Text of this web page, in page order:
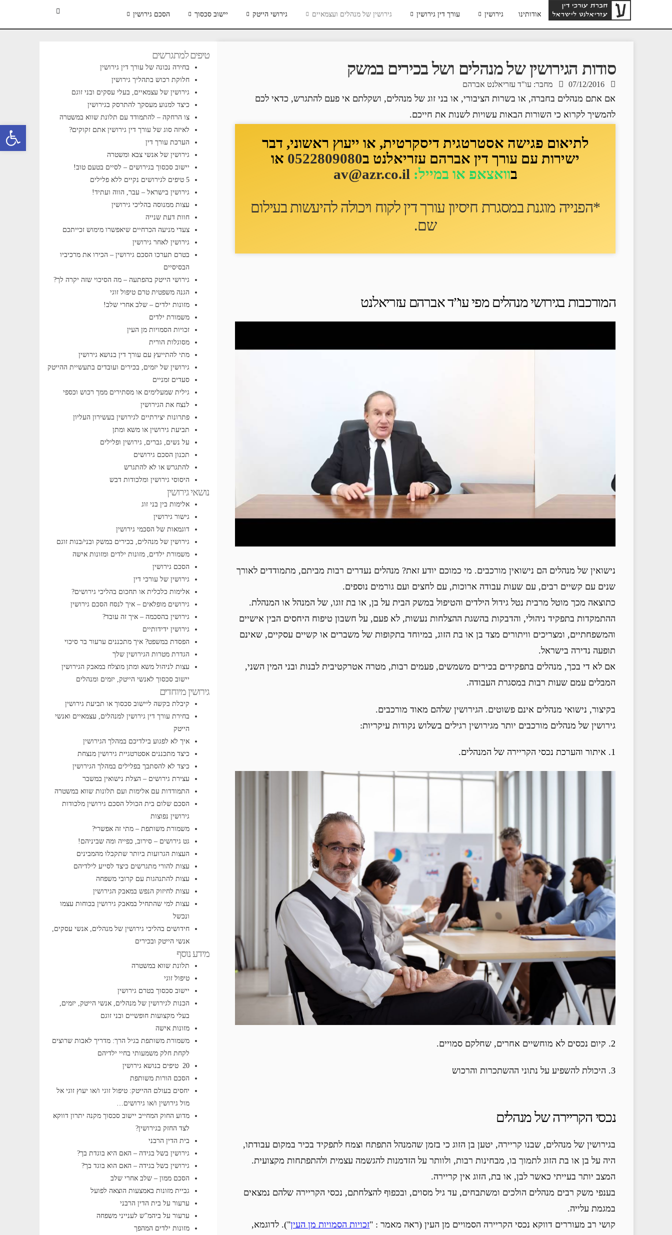
אודותינו גירושין עורך דין גירושין גירושין של מנהלים ועצמאיים גירושי הייטק יישוב סכסוך הסכם גירושין
סודות הגירושין של מנהלים ושל בכירים במשק
07/12/2016 מחבר: עו"ד עזריאלנט אברהם
אם אתם מנהלים בחברה, או בשרות הציבורי, או בני זוג של מנהלים, ושקלתם אי פעם להתגרש, כדאי לכם
להמשיך לקרוא כי השורות הבאות עשויות לשנות את חייכם.
לתיאום פגישה אסטרטגית דיסקרטית, או ייעוץ ראשוני, דבר
ישירות עם עורך דין אברהם עזריאלנט ב0522809080 או
בוואצאפ או במייל: av@azr.co.il
*הפנייה מוגנת במסגרת חיסיון עורך דין לקוח ויכולה להיעשות בעילום
שם.
המורכבות בגירושי מנהלים מפי עו”ד אברהם עזריאלנט
נישואין של מנהלים הם נישואין מורכבים. מי כמוכם יודע זאת? מנהלים נעדרים רבות מביתם, מתמודדים לאורך
שנים עם קשיים רבים, עם שעות עבודה ארוכות, עם לחצים ועם גורמים נוספים.
כתוצאה מכך מוטל מרבית נטל גידול הילדים והטיפול במשק הבית על בן, או בת זוגו, של המנהל או המנהלת.
ההתמקדות בתפקיד ניהולי, והדבקות בהשגת ההצלחות נעשות, לא פעם, על חשבון טיפוח היחסים הבין אישיים
והמשפחתיים, ומצריכים וויתורים מצד בן או בת הזוג, במיוחד בתקופות של משברים או קשיים עסקיים, שאינם
תופעה נדירה בישראל.
אם לא די בכך, מנהלים בתפקידים בכירים משמשים, פעמים רבות, מטרה אטרקטיבית לבנות ובני המין השני,
המבלים עמם שעות רבות במסגרת העבודה.
בקיצור, נישואי מנהלים אינם פשוטים. הגירושין שלהם מאוד מורכבים.
גירושין של מנהלים מורכבים יותר מגירושין רגילים בשלוש נקודות עיקריות:
1. איתור והערכת נכסי הקריירה של המנהלים.
2. קיום נכסים לא מוחשיים אחרים, שחלקם סמויים.
3. היכולת להשפיע על נתוני ההשתכרות והרכוש
נכסי הקריירה של מנהלים
בגירושין של מנהלים, שבנו קריירה, יטען בן הזוג כי בזמן שהמנהל התפתח וצמח לתפקיד בכיר במקום עבודתו,
היה על בן או בת הזוג לתמוך בו, מבחינות רבות, ולוותר על הזדמנות להגשמה עצמית ולהתפתחות מקצועית.
המצב יותר בעייתי כאשר לבן, או בת, הזוג אין קריירה.
בענפי משק רבים מנהלים הולכים ומשתבחים, עד גיל מסוים, ובכפוף להצלחתם, נכסי הקריירה שלהם נמצאים
במגמת עלייה.
קושי רב מעוררים דווקא נכסי הקריירה הסמויים מן העין (ראה מאמר : "זכויות הסמויות מן העין"). לדוגמא,
טיפים למתגרשים
בחירה נכונה של עורך דין גירושין
חלוקת רכוש בתהליך גירושין
גירושין של עצמאיים, בעלי עסקים ובני זוגם
כיצד למנוע מעסקך להתרסק בגירושין
צו הרחקה – להתמודד עם תלונת שווא במשטרה
לאיזה סוג של עורך דין גירושין אתם זקוקים?
הערכת עורך דין
גירושין של אנשי צבא ומשטרה
יישוב סכסוך בגירושים – לסיים בטעם טוב!
5 טיפים לגירושים נקיים ללא פלילים
גירושין בישראל – עבר, הווה ועתיד!
עצות ממנוסה בהליכי גירושין
חוות דעת שנייה
צעדי מניעה הכרחיים שיאפשרו מימוש זכייתכם
גירושין לאחר גירושין
בטרם תערכו הסכם גירושין – הכירו את מרכיביו
הבסיסיים
גירושי הייטק בהפתעה – מה הסיכוי שזה יקרה לך?
הגנה משפטית טרם טיפול זוגי
מזונות ילדים – שלב אחרי שלב!
משמורת ילדים
זכויות הסמויות מן העין
מסוגלות הורית
מתי להתייעץ עם עורך דין בנושא גירושין
גירושין של יזמים, בכירים ועובדים בתעשיית ההייטק
סעדים זמניים
גילית שמעלימים או מסתירים ממך רכוש וכספי
לנצח את הגירושין
פתרונות יצירתיים לגירושין בעשירון העליון
תביעת גירושין או משא ומתן
על נשים, גברים, גירושין ופלילים
תכנון הסכם גירושים
להתגרש או לא להתגרש
היסוסי גירושין ומלכודות דבש
נושאי גירושין
אלימות בין בני זוג
גישור גירושין
דוגמאות של הסכמי גירושין
גירושין של מנהלים, בכירים במשק ובני/בנות זוגם
משמורת ילדים, מזונות ילדים ומזונות אישה
הסכם גירושין
גירושין של עורכי דין
אלימות כלכלית או תחכום בהליכי גירושים?
גירושים מופלאים – איך לנסח הסכם גירושין
גירושין בהסכמה – איך זה עובד?
גירושין ידידותיים
הפסדת במשפט? איך מתכננים ערעור בר סיכוי
הגדרת מטרות הגירושין שלך
עצות לניהול משא ומתן מוצלח במאבק הגירושין
יישוב סכסוך לאנשי הייטק, יזמים ומנהלים
גירושין מיוחדים
קיבלת בקשה ליישוב סכסוך או תביעת גירושין
בחירת עורך דין גירושין למנהלים, עצמאיים ואנשי
הייטק
איך לא לפגוע בילדיכם במהלך הגירושין
כיצד מתכננים אסטרטגיית גירושין מנצחת
כיצד לא להסתבך בפלילים במהלך הגירושין
עצירת גירושים – הצלת נישואין במשבר
התמודדות עם אלימות ועם תלונות שווא במשטרה
הסכם שלום בית הכולל הסכם גירושין מלכודות
גירושין נפוצות
משמורת משותפת – מתי זה אפשרי?
גט גירושים – סירוב, כפייה ומה שביניהם!
העצות הגרועות ביותר שתקבלו מהמבינים
עצות להורי מתגרשים כיצד לסייע לילדיהם
עצות להתנהגות עם קרובי משפחה
עצות לחיזוק הנפש במאבק הגירושין
עצות למי שהתחיל במאבק גירושין בכוחות עצמו
ונכשל
חידושים בהליכי גירושין של מנהלים, אנשי עסקים,
אנשי הייטק ובכירים
מידע נוסף
תלונת שווא במשטרה
טיפול זוגי
יישוב סכסוך בטרם גירושין
הכנות לגירושין של מנהלים, אנשי הייטק, יזמים,
בעלי מקצועות חופשיים ובני זוגם
מזונות אישה
משמורת משותפת בגיל הרך: מדריך לאבות שרוצים
לקחת חלק משמעותי בחיי ילדיהם
20 טיפים בנושא גירושין
הסכם הורות משותפת
יחסים בעולם ההייטק: טיפול זוגי ו/או יעוץ זוגי אל
מול גירושין ו/או גירושים…
מדוע החוק המחייב יישוב סכסוך מקנה יתרון דווקא
לצד החזק בגירושין?
בית הדין הרבני
גירושין בשל בגידה – האם היא בוגדת בך?
גירושין בשל בגידה – האם הוא בוגד בך?
הסכם ממון – שלב אחרי שלב
גביית מזונות באמצעות הוצאה לפועל
ערעור על בית הדין הרבני
ערעור על ביהמ"ש לענייני משפחה
מזונות ילדים המהפך
פתח